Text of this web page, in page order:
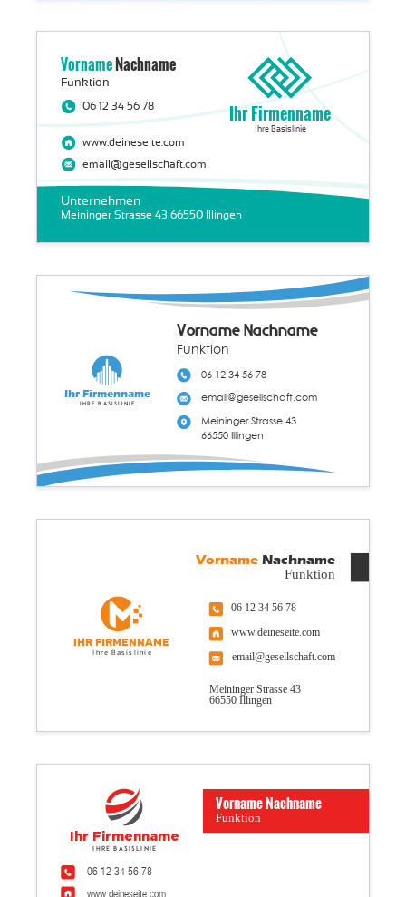
Ihr Firmenname
Ihre Basislinie
Unternehmen
Meininger Strasse 43 66550 Illingen
email@gesellschaft.com
06 12 34 56 78
www.deineseite.com
Funktion
VornameNachname
06 12 34 56 78
email@gesellschaft.com
Meininger Strasse 43
66550 Illingen
Funktion
Vorname Nachname
Ihr Firmenname
Ihre Basislinie
06 12 34 56 78
www.deineseite.com
email@gesellschaft.com
Meininger Strasse 43
66550 Illingen
Funktion
VornameNachname
Ihr Firmenname
Ihre Basislinie
www.deineseite.com
06 12 34 56 78
Funktion
Vorname Nachname
Ihr Firmenname
Ihre Basislinie